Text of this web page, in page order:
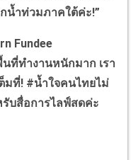
น้ำท่วมภาคใต้ค่ะ!”
Fundee
ที่ทำงานหนักมาก เรา
มที่! #น้ำใจคนไทยไม่
รับสื่อการไลฟ์สดค่ะ